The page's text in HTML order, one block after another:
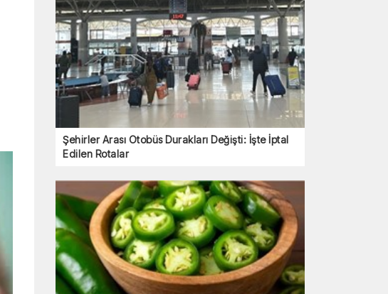
Şehirler Arası Otobüs Durakları Değişti: İşte İptal
Edilen Rotalar